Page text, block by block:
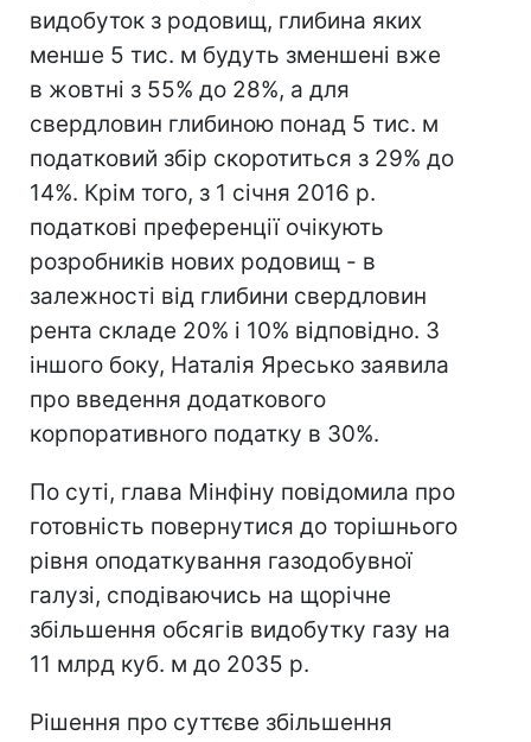
видобуток з родовищ, глибина яких
менше 5 тис. м будуть зменшені вже
в жовтні з 55% до 28%, а для
свердловин глибиною понад 5 тис. м
податковий збір скоротиться з 29% до
14%. Крім того, з 1 січня 2016 р.
податкові преференції очікують
розробників нових родовищ - в
залежності від глибини свердловин
рента складе 20% і 10% відповідно. З
іншого боку, Наталія Яресько заявила
про введення додаткового
корпоративного податку в 30%.
По суті, глава Мінфіну повідомила про
готовність повернутися до торішнього
рівня оподаткування газодобувної
галузі, сподіваючись на щорічне
збільшення обсягів видобутку газу на
11 млрд куб. м до 2035 р.
Рішення про суттєве збільшення